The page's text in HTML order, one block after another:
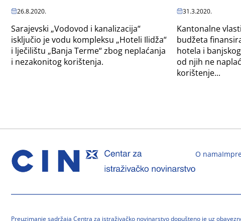
26.8.2020.
Sarajevski „Vodovod i kanalizacija“
isključio je vodu kompleksu „Hoteli Ilidža“
i lječilištu „Banja Terme“ zbog neplaćanja
i nezakonitog korištenja.
31.3.2020.
Kantonalne
budžeta
hotela i
od njih ne
korištenje...
O nama
Preuzimanje sadržaja Centra za istraživačko novinarstvo dopušteno je uz